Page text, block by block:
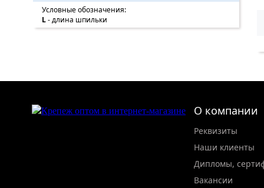
Условные обозначения:
L- длина шпильки
О компании
Реквизиты
Наши клиенты
Дипломы,
Вакансии